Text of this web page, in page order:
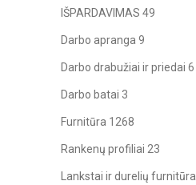
IŠPARDAVIMAS 49
Darbo apranga 9
Darbo drabužiai ir priedai 6
Darbo batai 3
Furnitūra 1268
Rankenų profiliai 23
Lankstai ir durelių furnitūra